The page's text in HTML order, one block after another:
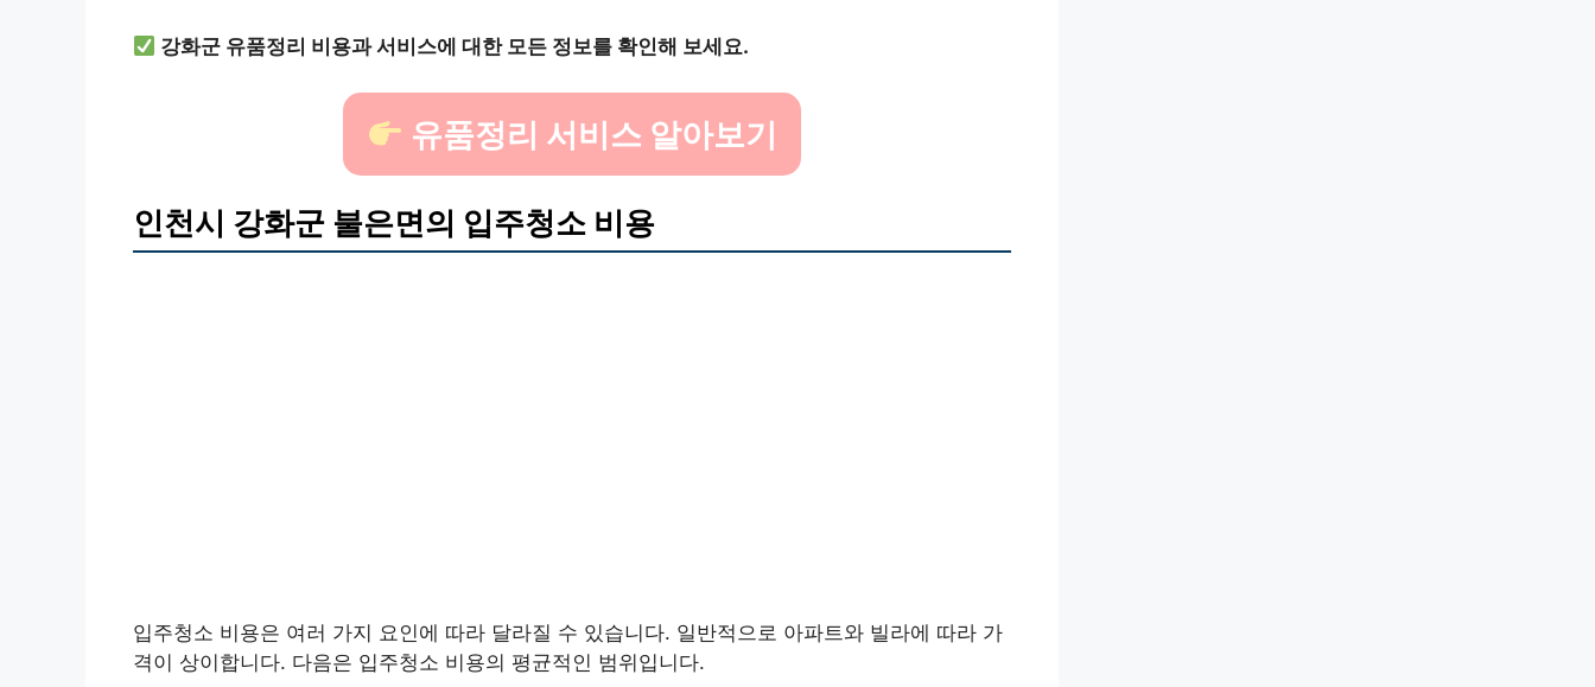
강화군 유품정리 비용과 서비스에 대한 모든 정보를 확인해 보세요.
유품정리 서비스 알아보기
인천시 강화군 불은면의 입주청소 비용
입주청소 비용은 여러 가지 요인에 따라 달라질 수 있습니다. 일반적으로 아파트와 빌라에 따라 가
격이 상이합니다. 다음은 입주청소 비용의 평균적인 범위입니다.